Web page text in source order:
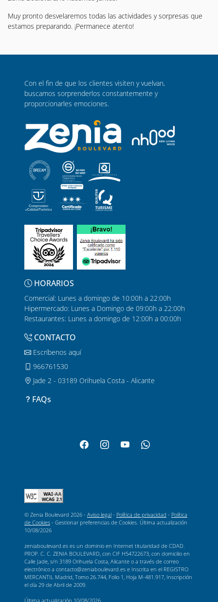
Muy pronto desvelaremos todas las actividades y sorpresas que
estamos preparando. ¡Permanece atento!
Con el fin de que los clientes visiten y vuelvan,
buscamos sorprenderlos constantemente y
proporcionarles emociones.
HORARIOS
Comercial: Lunes a domingo de 10:00h a 22:00h
Hipermercado: Lunes a Domingo de 09:00h a 22:00h
Restaurantes: Lunes a domingo de 12:00h a 00:00h
CONTACTO
Escríbenos aquí
966761530
Jade 2 - 03189 Orihuela Costa - Alicante
FAQs
© Zenia Boulevard 2026 - Aviso legal - Política de privacidad - Política
de Cookies - Gestionar preferencias de Cookies . Última actualización
10/08/2026
zeniaboulevard.es es un dominio en Internet titularidad de CDAD.
PROP. C. C. ZENIA BOULEVARD, con CIF H54722673, con domicilio en
Calle Jade, s/n 3189 Orihuela Costa, Alicante o a través de correo
electrónico a contacto@zeniaboulevard.es e Inscrita en el REGISTRO
MERCANTIL Madrid, Tomo 26.744, Folio 1, Hoja M-481.917, Inscripción
el día 29 de Abril de 2009.
Última actualización 10/08/2026